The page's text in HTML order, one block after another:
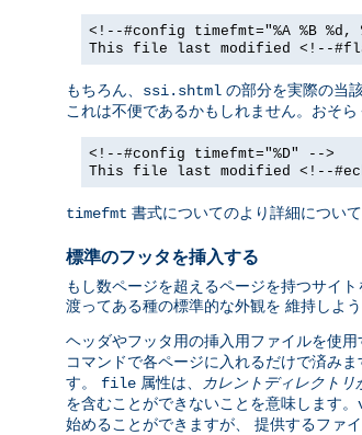
<!--#config timefmt="%A %B %d,
This file last modified <!--
もちろん、 ssi.shtml の部分を実際の当
これは不便であるかもしれません。おそ
<!--#config timefmt="%D" -->
This file last modified <!--#echo
timefmt 書式についてのより詳細につい
標準のフッタを挿入する
もし数ページを超えるページを持つサイ
渡ってある種の標準的な外観を 維持しよ
ヘッダやフッタ用の挿入用ファイルを使
コマンドで各ページに入れるだけで済みま
す。 file 属性は、 カレントディレクト
を含むことができないことを意味します。
始めることができますが、 提供するファ